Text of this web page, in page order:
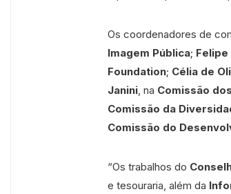
Os coordenadores de
Imagem Pública; Felipe
Foundation; Célia de
Janini, na Comissão
Comissão da
Comissão do
“Os trabalhos do
e tesouraria, além da